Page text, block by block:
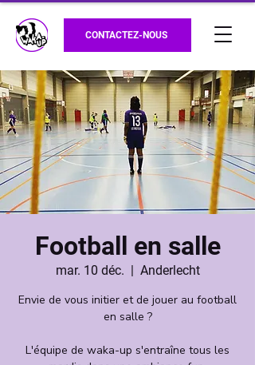
CONTACTEZ-NOUS
Football en salle
mar. 10 déc.
  |
Anderlecht
Envie de vous initier et de jouer au football
en salle ?
L'équipe de waka-up s'entraîne tous les